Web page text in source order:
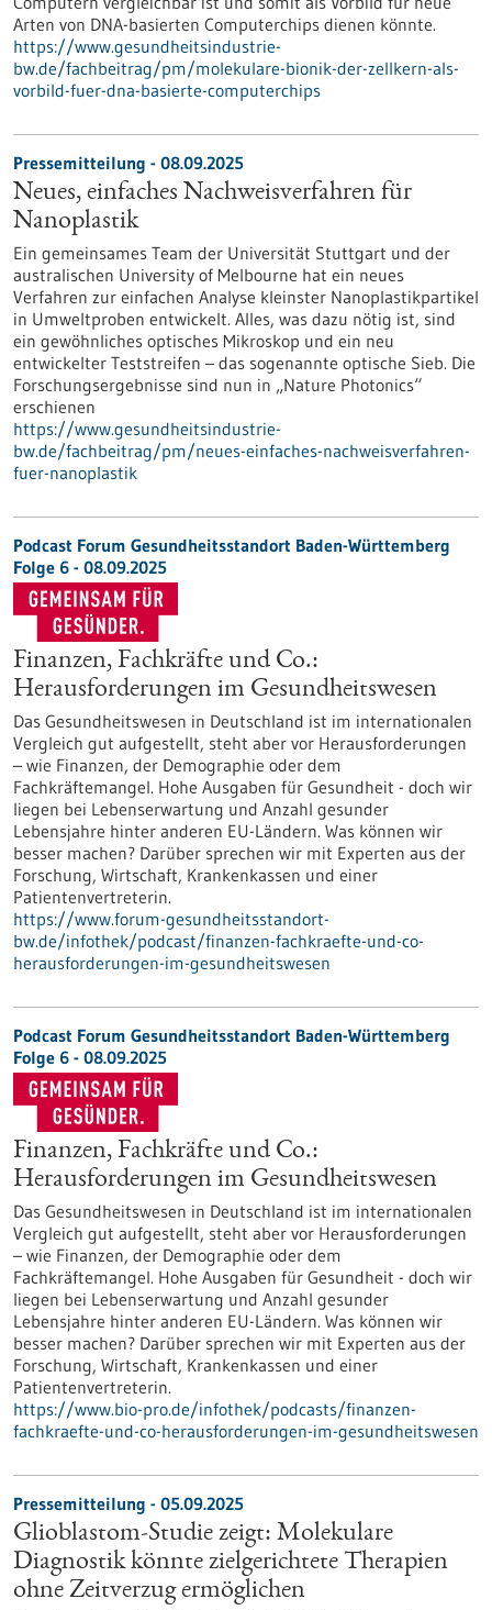
Arten von DNA-basierten Computerchips dienen könnte.
https://www.gesundheitsindustrie-
bw.de/fachbeitrag/pm/molekulare-bionik-der-zellkern-als-
vorbild-fuer-dna-basierte-computerchips
Pressemitteilung - 08.09.2025
Neues, einfaches Nachweisverfahren für
Nanoplastik
Ein gemeinsames Team der Universität Stuttgart und der
australischen University of Melbourne hat ein neues
Verfahren zur einfachen Analyse kleinster Nanoplastikpartikel
in Umweltproben entwickelt. Alles, was dazu nötig ist, sind
ein gewöhnliches optisches Mikroskop und ein neu
entwickelter Teststreifen – das sogenannte optische Sieb. Die
Forschungsergebnisse sind nun in „Nature Photonics“
erschienen
https://www.gesundheitsindustrie-
bw.de/fachbeitrag/pm/neues-einfaches-nachweisverfahren-
fuer-nanoplastik
Podcast Forum Gesundheitsstandort Baden-Württemberg
Folge 6 - 08.09.2025
Finanzen, Fachkräfte und Co.:
Herausforderungen im Gesundheitswesen
Das Gesundheitswesen in Deutschland ist im internationalen
Vergleich gut aufgestellt, steht aber vor Herausforderungen
– wie Finanzen, der Demographie oder dem
Fachkräftemangel. Hohe Ausgaben für Gesundheit - doch wir
liegen bei Lebenserwartung und Anzahl gesunder
Lebensjahre hinter anderen EU-Ländern. Was können wir
besser machen? Darüber sprechen wir mit Experten aus der
Forschung, Wirtschaft, Krankenkassen und einer
Patientenvertreterin.
https://www.forum-gesundheitsstandort-
bw.de/infothek/podcast/finanzen-fachkraefte-und-co-
herausforderungen-im-gesundheitswesen
Podcast Forum Gesundheitsstandort Baden-Württemberg
Folge 6 - 08.09.2025
Finanzen, Fachkräfte und Co.:
Herausforderungen im Gesundheitswesen
Das Gesundheitswesen in Deutschland ist im internationalen
Vergleich gut aufgestellt, steht aber vor Herausforderungen
– wie Finanzen, der Demographie oder dem
Fachkräftemangel. Hohe Ausgaben für Gesundheit - doch wir
liegen bei Lebenserwartung und Anzahl gesunder
Lebensjahre hinter anderen EU-Ländern. Was können wir
besser machen? Darüber sprechen wir mit Experten aus der
Forschung, Wirtschaft, Krankenkassen und einer
Patientenvertreterin.
https://www.bio-pro.de/infothek/podcasts/finanzen-
fachkraefte-und-co-herausforderungen-im-gesundheitswesen
Pressemitteilung - 05.09.2025
Glioblastom-Studie zeigt: Molekulare
Diagnostik könnte zielgerichtete Therapien
ohne Zeitverzug ermöglichen